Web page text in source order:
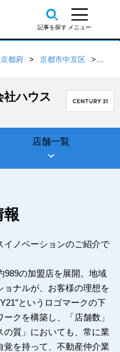
京都府 京都市中京区
ハウス
店舗一覧
ノベーションのご紹介で
989の加盟店を展開。地域
ナルが、お客様の理想を
というロゴマークの下
クを構築し、「店舗数」
質」においても、常に業
を持って、不動産仲介業